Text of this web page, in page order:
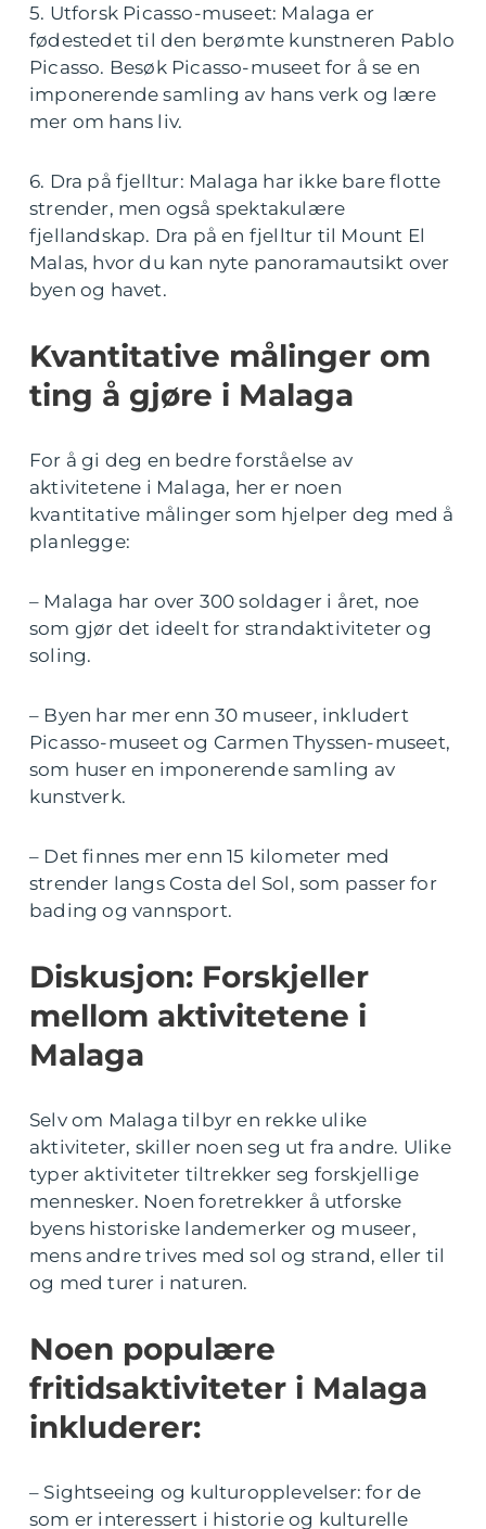
5. Utforsk Picasso-museet: Malaga er
fødestedet til den berømte kunstneren Pablo
Picasso. Besøk Picasso-museet for å se en
imponerende samling av hans verk og lære
mer om hans liv.
6. Dra på fjelltur: Malaga har ikke bare flotte
strender, men også spektakulære
fjellandskap. Dra på en fjelltur til Mount El
Malas, hvor du kan nyte panoramautsikt over
byen og havet.
Kvantitative målinger om
ting å gjøre i Malaga
For å gi deg en bedre forståelse av
aktivitetene i Malaga, her er noen
kvantitative målinger som hjelper deg med å
planlegge:
– Malaga har over 300 soldager i året, noe
som gjør det ideelt for strandaktiviteter og
soling.
– Byen har mer enn 30 museer, inkludert
Picasso-museet og Carmen Thyssen-museet,
som huser en imponerende samling av
kunstverk.
– Det finnes mer enn 15 kilometer med
strender langs Costa del Sol, som passer for
bading og vannsport.
Diskusjon: Forskjeller
mellom aktivitetene i
Malaga
Selv om Malaga tilbyr en rekke ulike
aktiviteter, skiller noen seg ut fra andre. Ulike
typer aktiviteter tiltrekker seg forskjellige
mennesker. Noen foretrekker å utforske
byens historiske landemerker og museer,
mens andre trives med sol og strand, eller til
og med turer i naturen.
Noen populære
fritidsaktiviteter i Malaga
inkluderer:
– Sightseeing og kulturopplevelser: for de
som er interessert i historie og kulturelle